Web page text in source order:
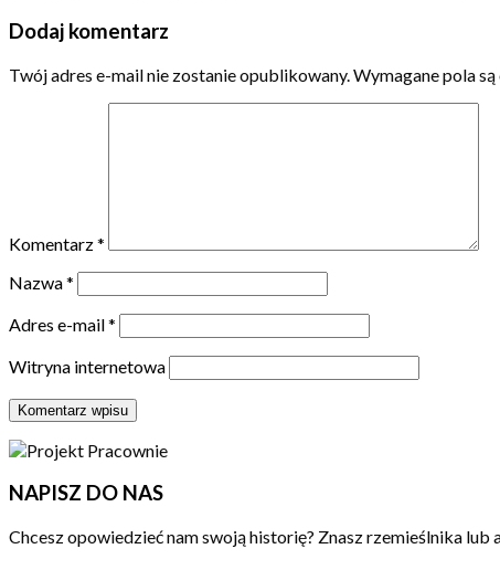
Dodaj komentarz
Twój adres e-mail nie zostanie opublikowany. Wymagane pola
Komentarz*
Nazwa*
Adres e-mail*
Witryna internetowa
NAPISZ DO NAS
Chcesz opowiedzieć nam swoją historię? Znasz rzemieślnika